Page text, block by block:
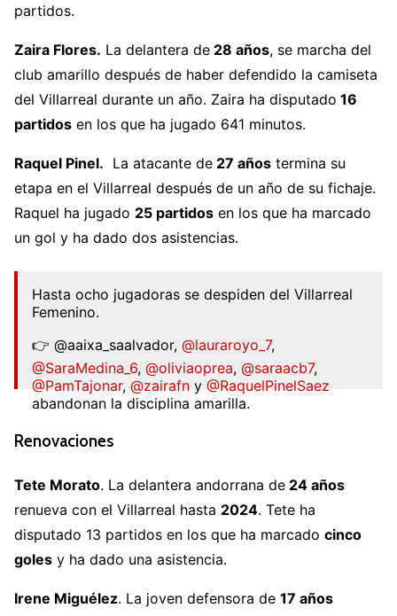
partidos.
Zaira Flores. La delantera de 28 años, se marcha del
club amarillo después de haber defendido la camiseta
del Villarreal durante un año. Zaira ha disputado 16
partidos en los que ha jugado 641 minutos.
Raquel Pinel. La atacante de 27 años termina su
etapa en el Villarreal después de un año de su fichaje.
Raquel ha jugado 25 partidos en los que ha marcado
un gol y ha dado dos asistencias.
Hasta ocho jugadoras se despiden del Villarreal
Femenino.
👉 @aaixa_saalvador, @lauraroyo_7,
@SaraMedina_6, @oliviaoprea, @saraacb7,
@PamTajonar, @zairafn y @RaquelPinelSaez
abandonan la disciplina amarilla.
Gràcies de tot cor,
pic.twitter.com/ku5FbuDxZc
— Villarreal CF Femenino (@CVFFemenino)
8, 2022
Renovaciones
Tete Morato. La delantera andorrana de 24 años
renueva con el Villarreal hasta 2024. Tete ha
disputado 13 partidos en los que ha marcado cinco
goles y ha dado una asistencia.
Irene Miguélez. La joven defensora de 17 años